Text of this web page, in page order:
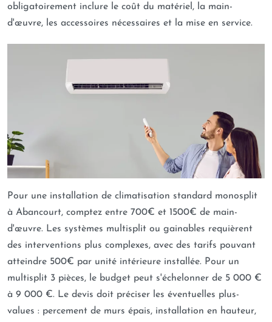
obligatoirement inclure le coût du matériel, la main-
d'œuvre, les accessoires nécessaires et la mise en service.
Pour une installation de climatisation standard monosplit
à Abancourt, comptez entre 700€ et 1500€ de main-
d'œuvre. Les systèmes multisplit ou gainables requièrent
des interventions plus complexes, avec des tarifs pouvant
atteindre 500€ par unité intérieure installée. Pour un
multisplit 3 pièces, le budget peut s'échelonner de 5 000 €
à 9 000 €. Le devis doit préciser les éventuelles plus-
values : percement de murs épais, installation en hauteur,